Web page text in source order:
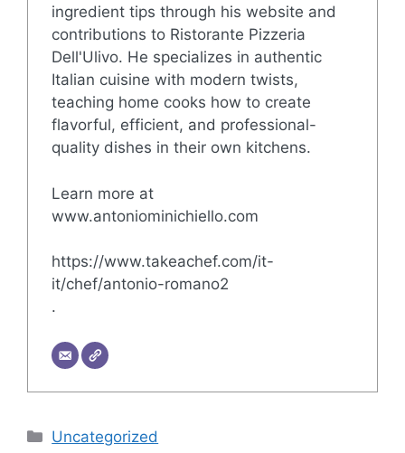
ingredient tips through his website and
contributions to Ristorante Pizzeria
Dell'Ulivo. He specializes in authentic
Italian cuisine with modern twists,
teaching home cooks how to create
flavorful, efficient, and professional-
quality dishes in their own kitchens.
Learn more at
www.antoniominichiello.com
https://www.takeachef.com/it-
it/chef/antonio-romano2
.
Categorie
Uncategorized